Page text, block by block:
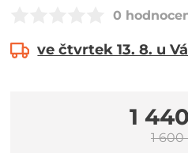
0
ve čtvrtek 13. 8. u
1
1 600